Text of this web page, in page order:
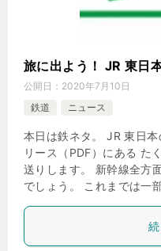
旅に出よう！ JR 東日
公開日： 2020年7月10日
鉄道
ニュース
本日は鉄ネタ。 JR 東日
リース（PDF）にある た
送りします。 新幹線全方
でしょう。 これまでは一